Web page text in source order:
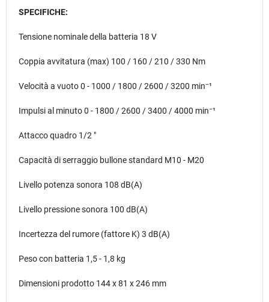
SPECIFICHE:
Tensione nominale della batteria 18 V
Coppia avvitatura (max) 100 / 160 / 210 / 330 Nm
Velocità a vuoto 0 - 1000 / 1800 / 2600 / 3200 min⁻¹
Impulsi al minuto 0 - 1800 / 2600 / 3400 / 4000 min⁻¹
Attacco quadro 1/2 "
Capacità di serraggio bullone standard M10 - M20
Livello potenza sonora 108 dB(A)
Livello pressione sonora 100 dB(A)
Incertezza del rumore (fattore K) 3 dB(A)
Peso con batteria 1,5 - 1,8 kg
Dimensioni prodotto 144 x 81 x 246 mm